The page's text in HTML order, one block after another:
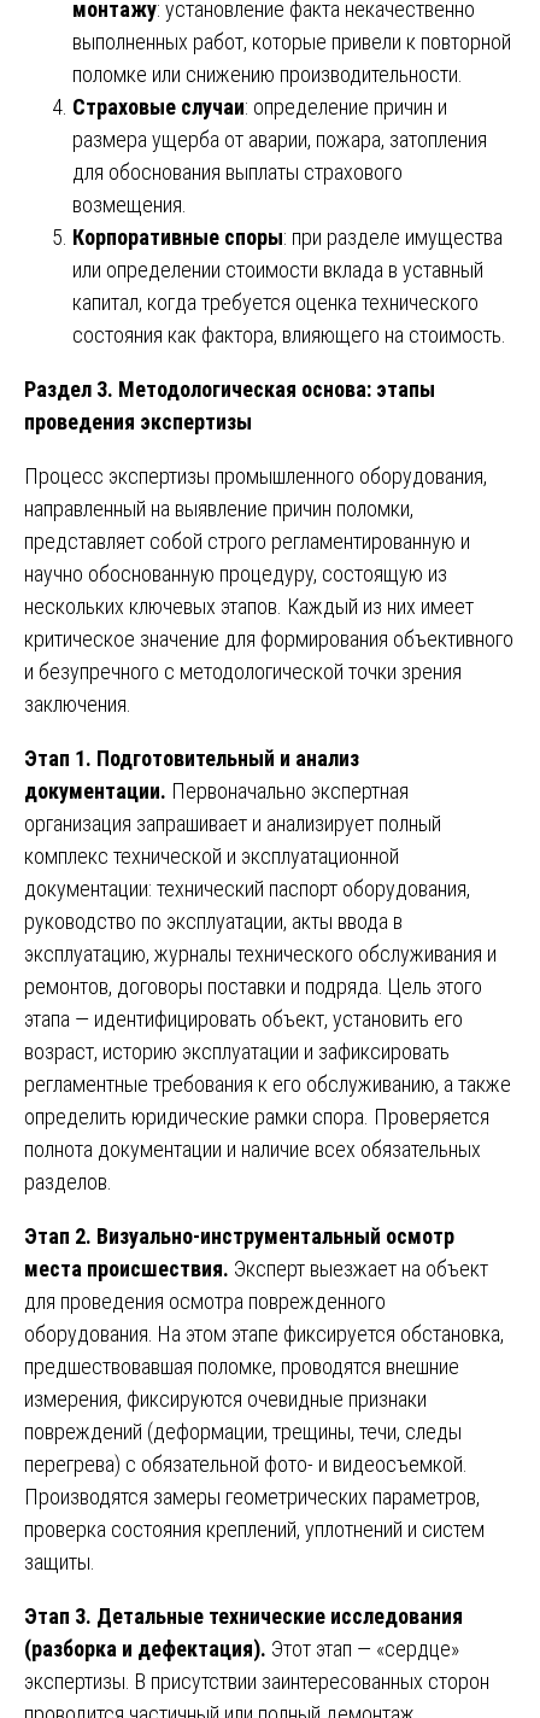
монтажу: установление факта некачественно
выполненных работ, которые привели к повторной
поломке или снижению производительности.
Страховые случаи: определение причин и
размера ущерба от аварии, пожара, затопления
для обоснования выплаты страхового
возмещения.
Корпоративные споры: при разделе имущества
или определении стоимости вклада в уставный
капитал, когда требуется оценка технического
состояния как фактора, влияющего на стоимость.
Раздел 3. Методологическая основа: этапы
проведения экспертизы
Процесс экспертизы промышленного оборудования,
направленный на выявление причин поломки,
представляет собой строго регламентированную и
научно обоснованную процедуру, состоящую из
нескольких ключевых этапов. Каждый из них имеет
критическое значение для формирования объективного
и безупречного с методологической точки зрения
заключения.
Этап 1. Подготовительный и анализ
документации. Первоначально экспертная
организация запрашивает и анализирует полный
комплекс технической и эксплуатационной
документации: технический паспорт оборудования,
руководство по эксплуатации, акты ввода в
эксплуатацию, журналы технического обслуживания и
ремонтов, договоры поставки и подряда. Цель этого
этапа — идентифицировать объект, установить его
возраст, историю эксплуатации и зафиксировать
регламентные требования к его обслуживанию, а также
определить юридические рамки спора. Проверяется
полнота документации и наличие всех обязательных
разделов.
Этап 2. Визуально-инструментальный осмотр
места происшествия. Эксперт выезжает на объект
для проведения осмотра поврежденного
оборудования. На этом этапе фиксируется обстановка,
предшествовавшая поломке, проводятся внешние
измерения, фиксируются очевидные признаки
повреждений (деформации, трещины, течи, следы
перегрева) с обязательной фото- и видеосъемкой.
Производятся замеры геометрических параметров,
проверка состояния креплений, уплотнений и систем
защиты.
Этап 3. Детальные технические исследования
(разборка и дефектация). Этот этап — «сердце»
экспертизы. В присутствии заинтересованных сторон